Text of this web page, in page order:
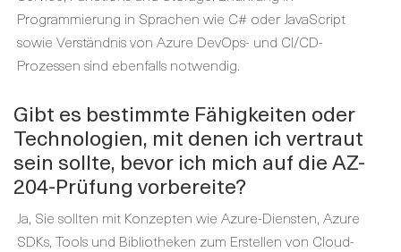
Programmierung in Sprachen wie C# oder JavaScript
sowie Verständnis von Azure DevOps- und CI/CD-
Prozessen sind ebenfalls notwendig.
Gibt es bestimmte Fähigkeiten oder
Technologien, mit denen ich vertraut
sein sollte, bevor ich mich auf die AZ-
204-Prüfung vorbereite?
Ja, Sie sollten mit Konzepten wie Azure-Diensten, Azure
SDKs, Tools und Bibliotheken zum Erstellen von Cloud-